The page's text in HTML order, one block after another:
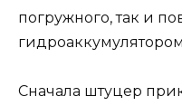
погружного, так и
Сначала штуцер